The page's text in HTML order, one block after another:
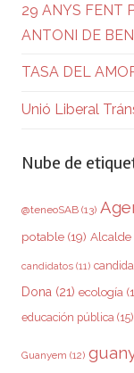
29 ANYS FENT
ANTONI DE
TASA DEL
Unió Liberal
Nube de
@teneoSAB (13)
potable (19) Alcalde
candidatos (11)
Dona (21) ecología
educación pública (15)
Guanyem (12)